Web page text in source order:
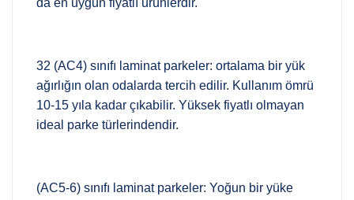
da en uygun fiyatlı ürünlerdir.
32 (AC4) sınıfı laminat parkeler: ortalama bir yük
ağırlığın olan odalarda tercih edilir. Kullanım ömrü
10-15 yıla kadar çıkabilir. Yüksek fiyatlı olmayan
ideal parke türlerindendir.
(AC5-6) sınıfı laminat parkeler: Yoğun bir yüke